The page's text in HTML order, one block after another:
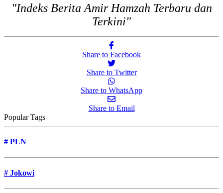
"Indeks Berita Amir Hamzah Terbaru dan
Terkini"
Share to Facebook
Share to Twitter
Share to WhatsApp
Share to Email
Popular Tags
# PLN
# Jokowi